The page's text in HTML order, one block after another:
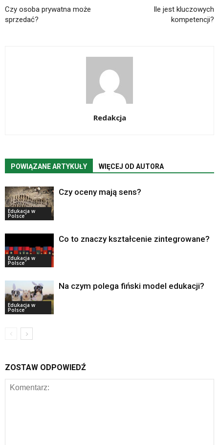
Czy osoba prywatna może
sprzedać?
Ile jest kluczowych
kompetencji?
Redakcja
POWIĄZANE ARTYKUŁY WIĘCEJ OD AUTORA
Edukacja w
Polsce
Czy oceny mają sens?
Edukacja w
Polsce
Co to znaczy kształcenie zintegrowane?
Edukacja w
Polsce
Na czym polega fiński model edukacji?
ZOSTAW ODPOWIEDŹ